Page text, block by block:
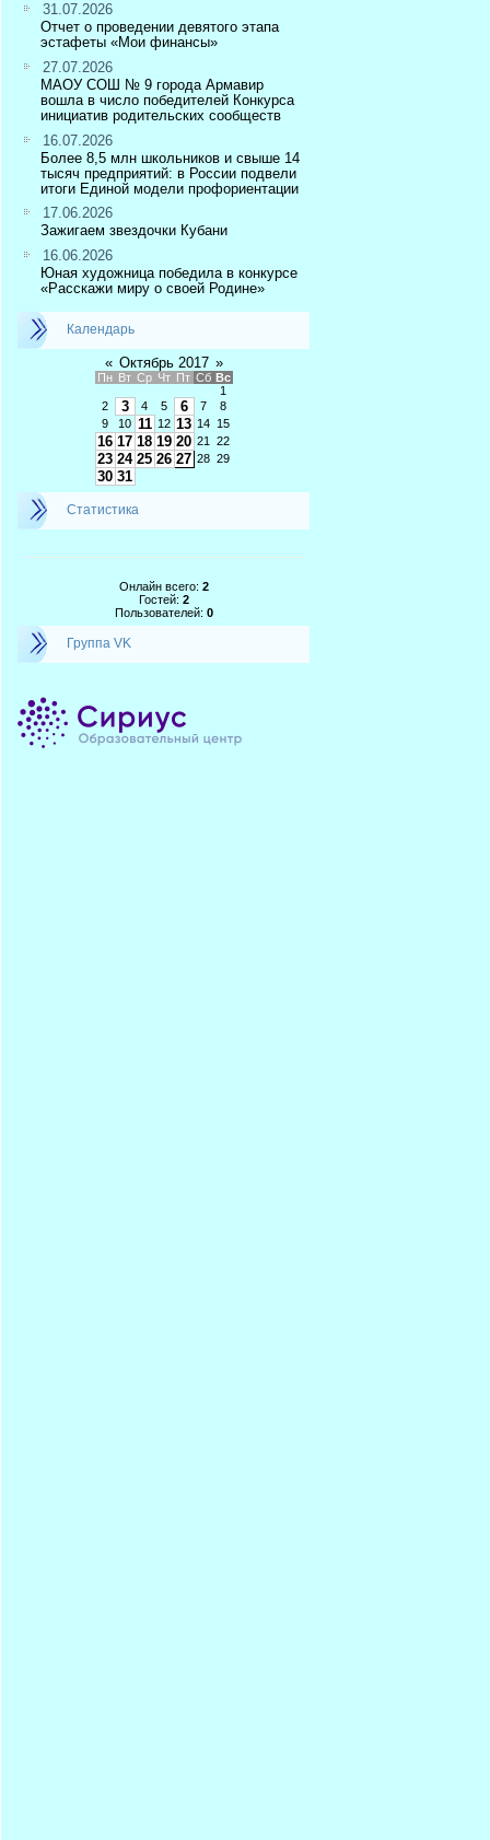
31.07.2026
Отчет о проведении девятого этапа
эстафеты «Мои финансы»
27.07.2026
МАОУ СОШ № 9 города Армавир
вошла в число победителей Конкурса
инициатив родительских сообществ
16.07.2026
Более 8,5 млн школьников и свыше 14
тысяч предприятий: в России подвели
итоги Единой модели профориентации
17.06.2026
Зажигаем звездочки Кубани
16.06.2026
Юная художница победила в конкурсе
«Расскажи миру о своей Родине»
Календарь
« Октябрь 2017 »
Пн Вт Ср Чт Пт Сб Вс
1
2
3 4 5 6 7
8
9
10 11 12 13 14 15
16 17 18 19 20 21 22
23 24 25 26 27 28 29
30 31
Статистика
Онлайн всего: 2
Гостей: 2
Пользователей: 0
Группа VK